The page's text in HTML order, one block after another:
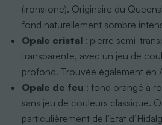
(ironstone). Originaire du
fond naturellement sombre
Opale cristal : pierre semi-
transparente, avec un jeu de
profond. Trouvée également en
Opale de feu : fond orangé à
sans jeu de couleurs classique.
particulièrement de l’État